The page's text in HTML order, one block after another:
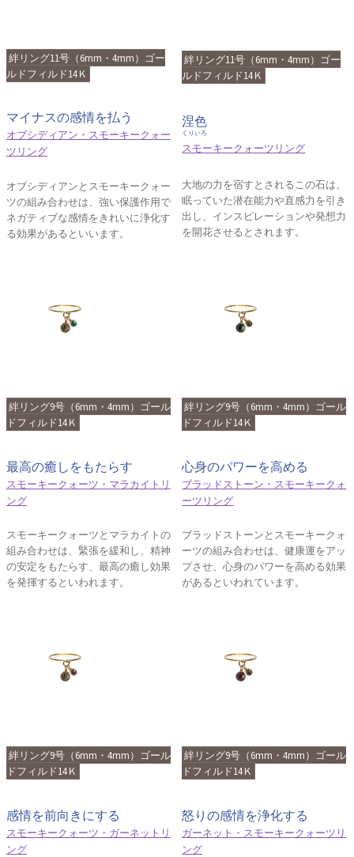
絆リング11号（6mm・4mm）ゴー
ルドフィルド14Ｋ
マイナスの感情を払う
オブシディアン・スモーキークォー
ツリング
オブシディアンとスモーキークォー
ツの組み合わせは、強い保護作用で
ネガティブな感情をきれいに浄化す
る効果があるといいます。
絆リング11号（6mm・4mm）ゴー
ルドフィルド14Ｋ
涅色
くりいろ
スモーキークォーツリング
大地の力を宿すとされるこの石は、
眠っていた潜在能力や直感力を引き
出し、インスピレーションや発想力
を開花させるとされます。
絆リング9号（6mm・4mm）ゴール
ドフィルド14Ｋ
最高の癒しをもたらす
スモーキークォーツ・マラカイトリ
ング
スモーキークォーツとマラカイトの
組み合わせは、緊張を緩和し、精神
の安定をもたらす、最高の癒し効果
を発揮するといわれます。
絆リング9号（6mm・4mm）ゴール
ドフィルド14Ｋ
心身のパワーを高める
ブラッドストーン・スモーキークォ
ーツリング
ブラッドストーンとスモーキークォ
ーツの組み合わせは、健康運をアッ
プさせ、心身のパワーを高める効果
があるといわれています。
絆リング9号（6mm・4mm）ゴール
ドフィルド14Ｋ
感情を前向きにする
スモーキークォーツ・ガーネットリ
ング
絆リング9号（6mm・4mm）ゴール
ドフィルド14Ｋ
怒りの感情を浄化する
ガーネット・スモーキークォーツリ
ング